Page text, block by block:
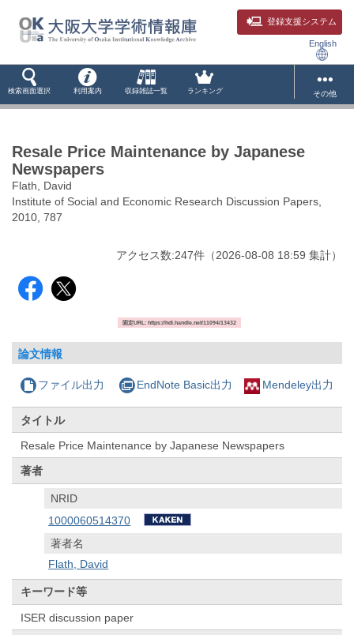
登録支援システム
English
検索画面選択 利用案内 収録雑誌一覧 ランキング その他
Resale Price Maintenance by Japanese
Newspapers
Flath, David
Institute of Social and Economic Research Discussion Papers,
2010, 787
アクセス数:247件 （2026-08-08 18:59 集計）
固定URL: https://hdl.handle.net/11094/13432
論文情報
ファイル出力 EndNote Basic出力 Mendeley出力
タイトル
Resale Price Maintenance by Japanese Newspapers
著者
NRID
1000060514370
著者名
Flath, David
キーワード等
ISER discussion paper